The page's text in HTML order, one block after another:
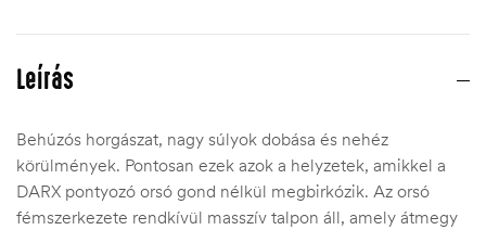
Leírás
Behúzós horgászat, nagy súlyok dobása és nehéz
körülmények. Pontosan ezek azok a helyzetek, amikkel a
DARX pontyozó orsó gond nélkül megbirkózik. Az orsó
fémszerkezete rendkívül masszív talpon áll, amely átmegy